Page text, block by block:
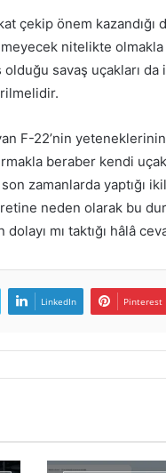
çekip önem kazandığı
nitelikte
savaş uçakları
F-22’nin
beraber kendi
son zamanlarda
neden olarak bu
mı taktığı hâlâ
LinkedIn Pinterest